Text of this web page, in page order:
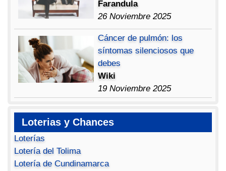
Farandula
26 Noviembre 2025
Cáncer de pulmón: los
síntomas silenciosos que
debes
Wiki
19 Noviembre 2025
Loterias y Chances
Loterías
Lotería del Tolima
Lotería de Cundinamarca